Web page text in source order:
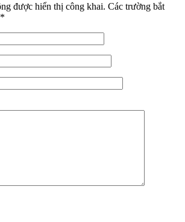
được hiển thị công khai. Các trường bắt
*